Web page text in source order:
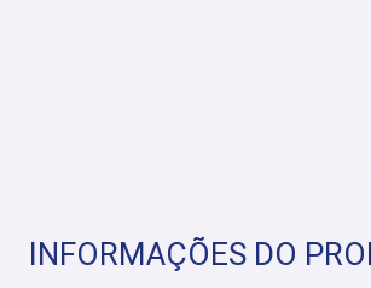
INFORMAÇÕES DO